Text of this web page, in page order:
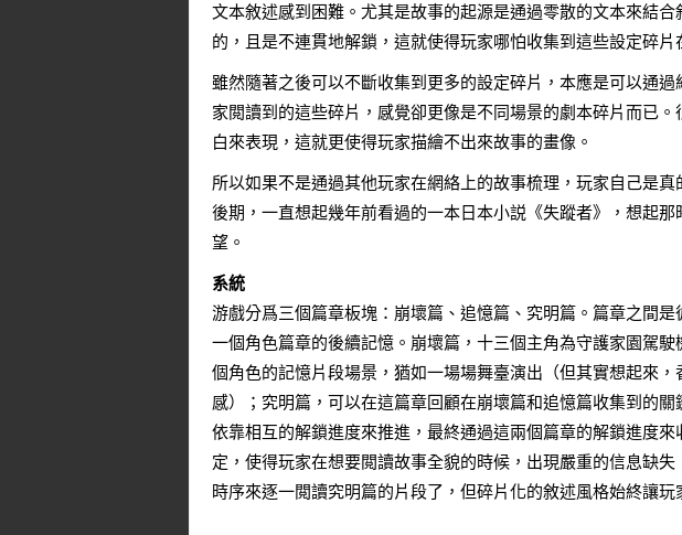
文本敘述感到困難。尤其是故事的起源是通過零散的文本來結
的，且是不連貫地解鎖，這就使得玩家哪怕收集到這些設定碎片
雖然隨著之後可以不斷收集到更多的設定碎片，本應是可以通
家閲讀到的這些碎片，感覺卻更像是不同場景的劇本碎片而已
白來表現，這就更使得玩家描繪不出來故事的畫像。
所以如果不是通過其他玩家在網絡上的故事梳理，玩家自己是
後期，一直想起幾年前看過的一本日本小説《失蹤者》，想起
望。
系統
游戲分爲三個篇章板塊：崩壞篇、追憶篇、究明篇。篇章之間
一個角色篇章的後續記憶。崩壞篇，十三個主角為守護家園駕駛
個角色的記憶片段場景，猶如一場場舞臺演出（但其實想起來
感）；究明篇，可以在這篇章回顧在崩壞篇和追憶篇收集到的
依靠相互的解鎖進度來推進，最終通過這兩個篇章的解鎖進度
定，使得玩家在想要閲讀故事全貌的時候，出現嚴重的信息缺
時序來逐一閲讀究明篇的片段了，但碎片化的敘述風格始終讓玩